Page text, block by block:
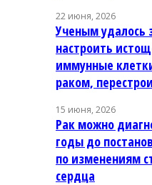
22 июня, 2026
Ученым удалось
настроить
иммунные
раком,
15 июня, 2026
Рак можно
годы до
по изменениям
сердца